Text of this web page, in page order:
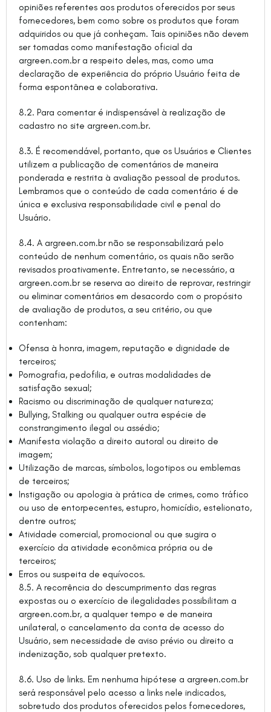
opiniões referentes aos produtos oferecidos por seus
fornecedores, bem como sobre os produtos que foram
adquiridos ou que já conheçam. Tais opiniões não devem
ser tomadas como manifestação oficial da
argreen.com.br a respeito deles, mas, como uma
declaração de experiência do próprio Usuário feita de
forma espontânea e colaborativa.
8.2. Para comentar é indispensável à realização de
cadastro no site argreen.com.br.
8.3. É recomendável, portanto, que os Usuários e Clientes
utilizem a publicação de comentários de maneira
ponderada e restrita à avaliação pessoal de produtos.
Lembramos que o conteúdo de cada comentário é de
única e exclusiva responsabilidade civil e penal do
Usuário.
8.4. A argreen.com.br não se responsabilizará pelo
conteúdo de nenhum comentário, os quais não serão
revisados proativamente. Entretanto, se necessário, a
argreen.com.br se reserva ao direito de reprovar, restringir
ou eliminar comentários em desacordo com o propósito
de avaliação de produtos, a seu critério, ou que
contenham:
Ofensa à honra, imagem, reputação e dignidade de
terceiros;
Pornografia, pedofilia, e outras modalidades de
satisfação sexual;
Racismo ou discriminação de qualquer natureza;
Bullying, Stalking ou qualquer outra espécie de
constrangimento ilegal ou assédio;
Manifesta violação a direito autoral ou direito de
imagem;
Utilização de marcas, símbolos, logotipos ou emblemas
de terceiros;
Instigação ou apologia à prática de crimes, como tráfico
ou uso de entorpecentes, estupro, homicídio, estelionato,
dentre outros;
Atividade comercial, promocional ou que sugira o
exercício da atividade econômica própria ou de
terceiros;
Erros ou suspeita de equívocos.
8.5. A recorrência do descumprimento das regras
expostas ou o exercício de ilegalidades possibilitam a
argreen.com.br, a qualquer tempo e de maneira
unilateral, o cancelamento da conta de acesso do
Usuário, sem necessidade de aviso prévio ou direito a
indenização, sob qualquer pretexto.
8.6. Uso de links. Em nenhuma hipótese a argreen.com.br
será responsável pelo acesso a links nele indicados,
sobretudo dos produtos oferecidos pelos fornecedores,